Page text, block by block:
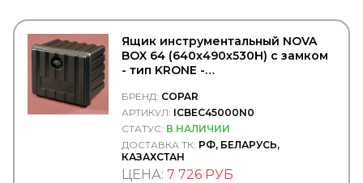
DENSO
DEPO
DETROIT DIESEL
DEUTZ
Diamond
DID
DIFA
Ящик инструментальный NOVA
BOX 64 (640x490x530H) с замком
- тип KRONE -
БРЕНД: COPAR
АРТИКУЛ: ICBEC45000N0
СТАТУС: В НАЛИЧИИ
ДОСТАВКА ТК: РФ, БЕЛАРУСЬ,
КАЗАХСТАН
ЦЕНА: 7 726 РУБ